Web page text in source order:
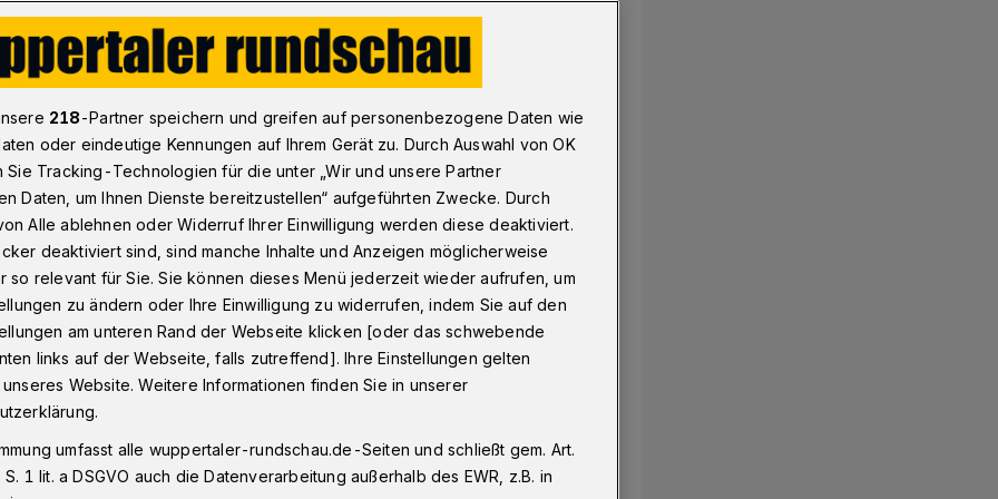
Wuppertal: Große Picobello-Aktion mit 180 Schülerinnen und Schülern
Aktion mit 180
und Schülern
hat das „Vier Zwo Zwo (422)
große Saubermach-Aktion in
insgesamt mehr als 180 Schülerinnen
Weg von ihrer jeweiligen Lehranstalt
Müll auf.
218-Partner speichern und greifen auf personenbezogene Daten wie
oder eindeutige Kennungen auf Ihrem Gerät zu. Durch Auswahl von OK
Sie Tracking-Technologien für die unter „Wir und unsere Partner
Daten, um Ihnen Dienste bereitzustellen“ aufgeführten Zwecke. Durch
Alle ablehnen oder Widerruf Ihrer Einwilligung werden diese deaktiviert.
deaktiviert sind, sind manche Inhalte und Anzeigen möglicherweise
so relevant für Sie. Sie können dieses Menü jederzeit wieder aufrufen, um
zu ändern oder Ihre Einwilligung zu widerrufen, indem Sie auf den
am unteren Rand der Webseite klicken [oder das schwebende
links auf der Webseite, falls zutreffend]. Ihre Einstellungen gelten
Website. Weitere Informationen finden Sie in unserer
umfasst alle wuppertaler-rundschau.de-Seiten und schließt gem. Art.
1 lit. a DSGVO auch die Datenverarbeitung außerhalb des EWR, z.B. in